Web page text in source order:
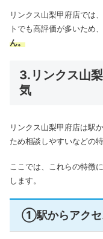
リンクス山梨甲府店では
トでも高評価が多いため、
ん。
3.リンクス山
気
リンクス山梨甲府店は駅
ため相談しやすいなどの
ここでは、これらの特徴
します。
①駅からアクセ